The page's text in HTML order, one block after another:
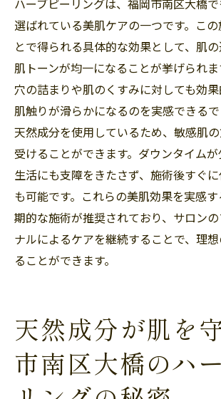
ハーブピーリングは、福岡市南区大橋
選ばれている美肌ケアの一つです。こ
とで得られる具体的な効果として、肌の
肌トーンが均一になることが挙げられ
穴の詰まりや肌のくすみに対しても効
肌触りが滑らかになるのを実感できるで
天然成分を使用しているため、敏感肌
受けることができます。ダウンタイム
生活にも支障をきたさず、施術後すぐ
も可能です。これらの美肌効果を実感
期的な施術が推奨されており、サロン
ナルによるケアを継続することで、理
ることができます。
天然成分が肌を
市南区大橋のハ